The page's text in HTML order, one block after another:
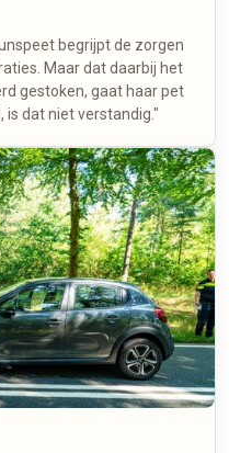
begrijpt de zorgen
Maar dat daarbij het
gestoken, gaat haar pet
is dat niet verstandig."